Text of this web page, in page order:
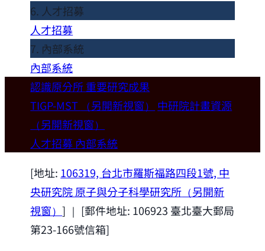
6. 人才招募
人才招募
7. 內部系統
內部系統
認識原分所重要研究成果
TIGP-MST （另開新視窗）
中研院計畫資源
（另開新視窗）
人才招募 內部系統
[地址: 106319, 台北市羅斯福路四段1號, 中
央研究院 原子與分子科學研究所 （另開新
視窗）] ｜ [郵件地址: 106923 臺北臺大郵局
第23-166號信箱]